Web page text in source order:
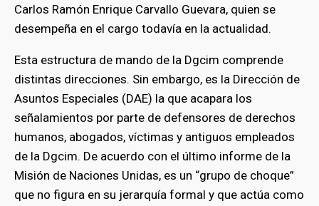
Carlos Ramón Enrique Carvallo Guevara, quien se
desempeña en el cargo todavía en la actualidad.
Esta estructura de mando de la Dgcim comprende
distintas direcciones. Sin embargo, es la Dirección de
Asuntos Especiales (DAE) la que acapara los
señalamientos por parte de defensores de derechos
humanos, abogados, víctimas y antiguos empleados
de la Dgcim. De acuerdo con el último informe de la
Misión de Naciones Unidas, es un “grupo de choque”
que no figura en su jerarquía formal y que actúa como